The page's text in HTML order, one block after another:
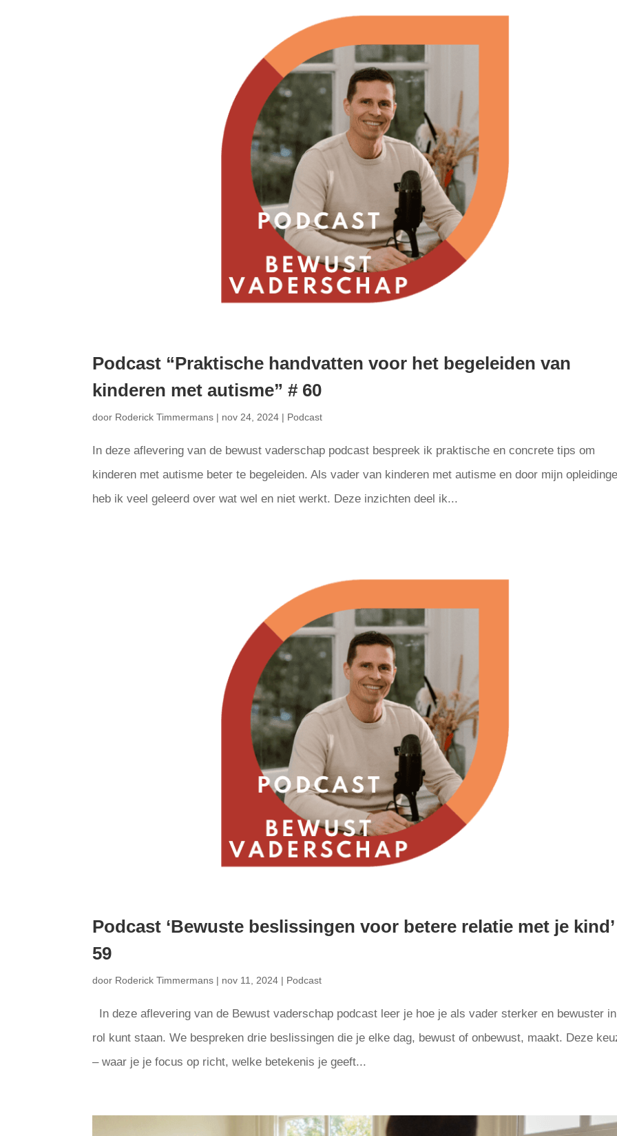
Podcast “Praktische handvatten voor het begeleiden van
kinderen met autisme” # 60
door Roderick Timmermans | nov 24, 2024 | Podcast
In deze aflevering van de bewust vaderschap podcast bespreek ik praktische en concrete tips om
kinderen met autisme beter te begeleiden. Als vader van kinderen met autisme en door mijn
heb ik veel geleerd over wat wel en niet werkt. Deze inzichten deel ik...
Podcast ‘Bewuste beslissingen voor betere relatie met je
59
door Roderick Timmermans | nov 11, 2024 | Podcast
In deze aflevering van de Bewust vaderschap podcast leer je hoe je als vader sterker en bewuster
rol kunt staan. We bespreken drie beslissingen die je elke dag, bewust of onbewust, maakt. Deze
– waar je je focus op richt, welke betekenis je geeft...